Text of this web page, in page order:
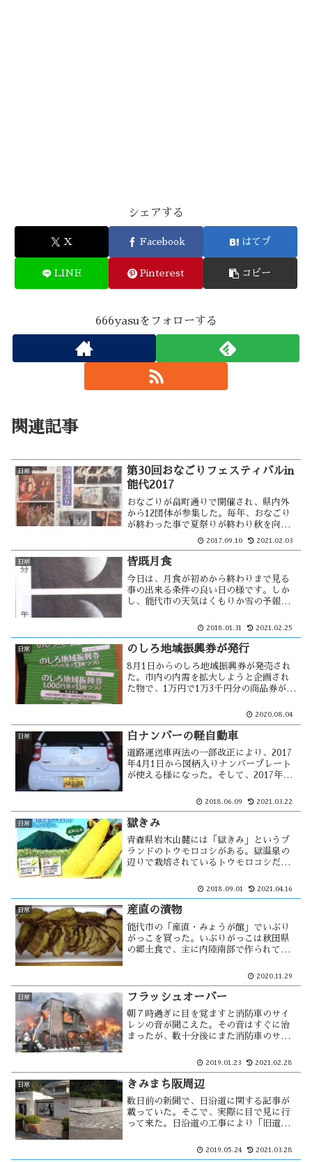
シェアする
X Facebook はてブ
LINE Pinterest コピー
666yasuをフォローする
関連記事
日常
第30回おなごりフェスティバルin
能代2017
おなごりが畠町通りで開催され、県内外
から12団体が参集した。毎年、おなごり
が終わった事で夏祭りが終わり秋を向か
空の不夜城が参加していない。畠町通り
には電線があるので運行が出来ないため
です。その打開策を考えてみた・・
2017.09.10 2021.02.03
日常 皆既月食
今日は、月食が初めから終わりまで見る
事の出来る条件の良い日の様です。しか
し、能代市の天気はくもりか雪の予報
る。今回の月食はスーパー・ブルー・ブ
るのは１５２年ぶりとされている。
2018.01.31 2021.02.25
日常 のしろ地域振興券が発行
8月1日からのしろ地域振興券が発売され
た。市内の内需を拡大しようと企画され
た物で、1万円で1万3千円分の商品券が購
業停止をした。その背景には新型コロナ
大では、この事態を止める事は出来なか
2020.08.04
日常 白ナンバーの軽自動車
道路運送車両法の一部改正により、2017
年4月1日から図柄入りナンバープレート
が使える様になった。そして、2017年9
ープレートが交付される様になった。地
れ、イメージで自分の車へ・・
2018.06.09 2021.03.22
日常 獄きみ
青森県岩木山麓には「獄きみ」というブ
ランドのトウモロコシがある。獄温泉の
辺りで栽培されているトウモロコシだけ
温泉は標高４５０ｍの地点にあり、昼と
しいとされている。
2018.09.01 2021.04.16
日常 産直の漬物
能代市の「産直・みょうが館」でいぶり
がっこを買った。いぶりがっこは秋田県
の郷土食で、主に内陸南部で作られてい
製が販売されており、個人でもいぶりが
正により、産直の漬物が変わる・・・
2020.11.29
日常 フラッシュオーバー
朝７時過ぎに目を覚ますと消防車のサイ
レンの音が聞こえた。その音はすぐに治
まったが、数十分後にまた消防車のサイ
た。このサイレンを聞くのは何十年ぶり
た。外に出てみると焼け臭い匂いが・・
2019.01.23 2021.02.28
日常 きみまち阪周辺
数日前の新聞で、日沿道に関する記事が
載っていた。そこで、実際に目で見に行
って来た。日沿道の工事により「旧道の
る事になっており、かつての建物は全て
2019.05.24 2021.03.28